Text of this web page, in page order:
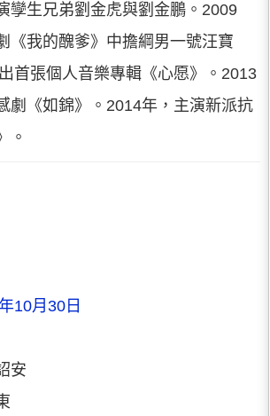
孿生兄弟劉金虎與劉金鵬。2009
《我的醜爹》中擔綱男一號汪寶
首張個人音樂專輯《心愿》。2013
劇《如錦》。2014年，主演新派抗
。
10月30日
安